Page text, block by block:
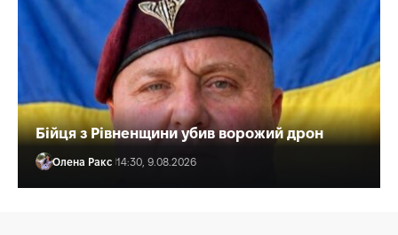
Бійця з Рівненщини убив ворожий дрон
Олена Ракс 14:30, 9.08.2026